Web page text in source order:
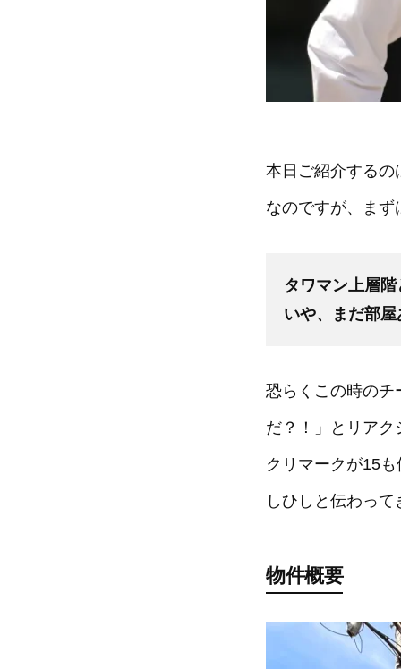
本日ご紹介するの
なのですが、ま
タワマン上層
いや、まだ部
恐らくこの時のチ
だ？！」とリア
クリマークが15
しひしと伝わっ
物件概要